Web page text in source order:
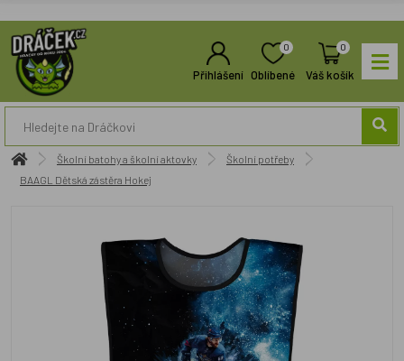
Přihlášení
0
Oblíbené
0
Váš košík
Školní batohy a školní aktovky
Školní potřeby
BAAGL Dětská zástěra Hokej